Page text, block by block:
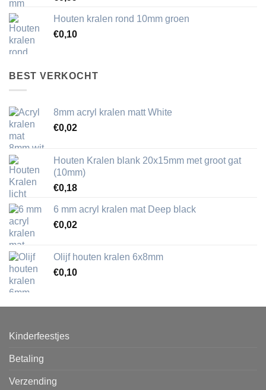
Houten kralen rond 10mm groen
€0,10
BEST VERKOCHT
8mm acryl kralen matt White
€0,02
Houten Kralen blank 20x15mm met groot gat
(10mm)
€0,18
6 mm acryl kralen mat Deep black
€0,02
Olijf houten kralen 6x8mm
€0,10
Kinderfeestjes
Betaling
Verzending